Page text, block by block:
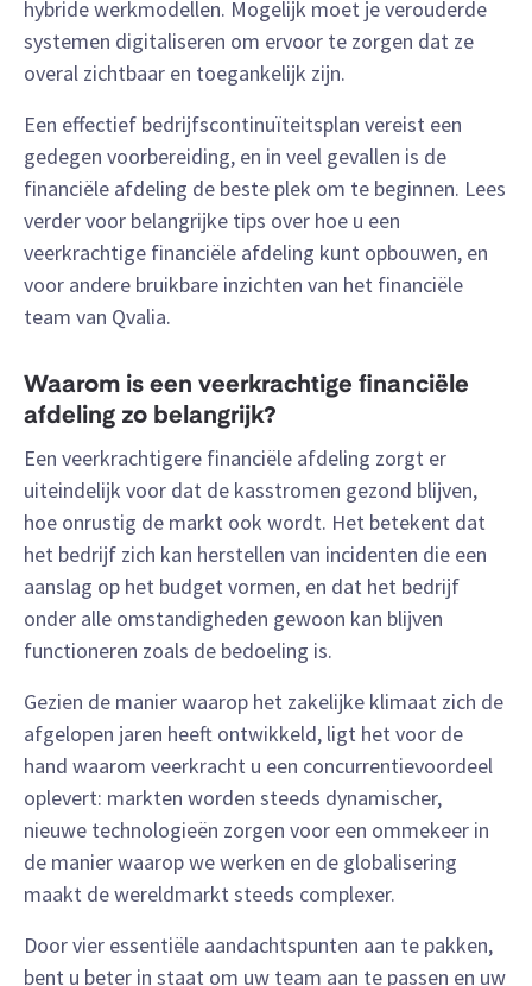
hybride werkmodellen. Mogelijk moet je verouderde
systemen digitaliseren om ervoor te zorgen dat ze
overal zichtbaar en toegankelijk zijn.
Een effectief bedrijfscontinuïteitsplan vereist een
gedegen voorbereiding, en in veel gevallen is de
financiële afdeling de beste plek om te beginnen. Lees
verder voor belangrijke tips over hoe u een
veerkrachtige financiële afdeling kunt opbouwen, en
voor andere bruikbare inzichten van het financiële
team van Qvalia.
Waarom is een veerkrachtige financiële
afdeling zo belangrijk?
Een veerkrachtigere financiële afdeling zorgt er
uiteindelijk voor dat de kasstromen gezond blijven,
hoe onrustig de markt ook wordt. Het betekent dat
het bedrijf zich kan herstellen van incidenten die een
aanslag op het budget vormen, en dat het bedrijf
onder alle omstandigheden gewoon kan blijven
functioneren zoals de bedoeling is.
Gezien de manier waarop het zakelijke klimaat zich de
afgelopen jaren heeft ontwikkeld, ligt het voor de
hand waarom veerkracht u een concurrentievoordeel
oplevert: markten worden steeds dynamischer,
nieuwe technologieën zorgen voor een ommekeer in
de manier waarop we werken en de globalisering
maakt de wereldmarkt steeds complexer.
Door vier essentiële aandachtspunten aan te pakken,
bent u beter in staat om uw team aan te passen en uw